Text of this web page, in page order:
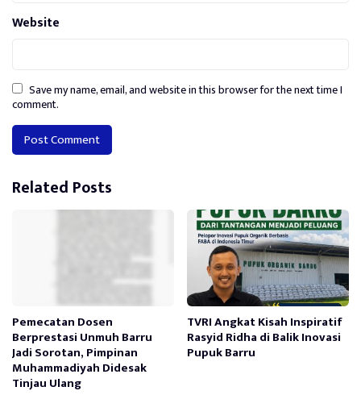
Website
Save my name, email, and website in this browser for the next time I
comment.
Alternative:
Related Posts
Pemecatan Dosen
Berprestasi Unmuh Barru
Jadi Sorotan, Pimpinan
Muhammadiyah Didesak
Tinjau Ulang
TVRI Angkat Kisah Inspiratif
Rasyid Ridha di Balik Inovasi
Pupuk Barru